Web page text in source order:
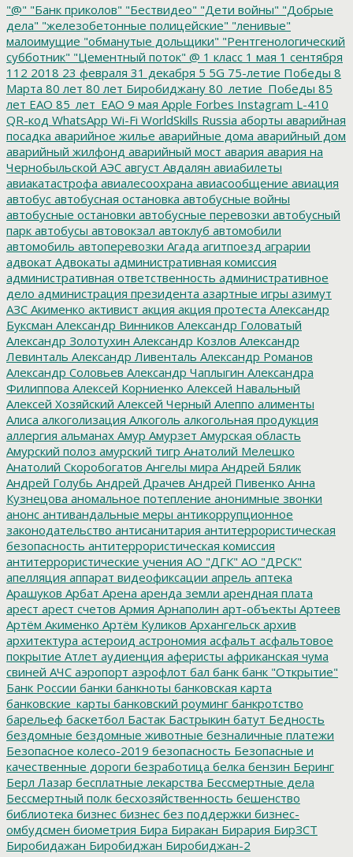
"@" "Банк приколов" "Бествидео" "Дети войны" "Добрые
дела" "железобетонные полицейские" "ленивые"
малоимущие "обманутые дольщики" "Рентгенологический
субботник" "Цементный поток" @ 1 класс 1 мая 1 сентября
112 2018 23 февраля 31 декабря 5 5G 75-летие Победы 8
Марта 80 лет 80 лет Биробиджану 80_летие_Победы 85
лет ЕАО 85_лет_ЕАО 9 мая Apple Forbes Instagram L-410
QR-код WhatsApp Wi-Fi WorldSkills Russia аборты аварийная
посадка аварийное жилье аварийные дома аварийный дом
аварийный жилфонд аварийный мост авария авария на
Чернобыльской АЭС август Авдалян авиабилеты
авиакатастрофа авиалесоохрана авиасообщение авиация
автобус автобусная остановка автобусные войны
автобусные остановки автобусные перевозки автобусный
парк автобусы автовокзал автоклуб автомобили
автомобиль автоперевозки Агада агитпоезд аграрии
адвокат Адвокаты административная комиссия
административная ответственность административное
дело администрация президента азартные игры азимут
АЗС Акименко активист акция акция протеста Александр
Буксман Александр Винников Александр Головатый
Александр Золотухин Александр Козлов Александр
Левинталь Александр Ливенталь Александр Романов
Александр Соловьев Александр Чаплыгин Александра
Филиппова Алексей Корниенко Алексей Навальный
Алексей Хозяйский Алексей Черный Алеппо алименты
Алиса алкоголизация Алкоголь алкогольная продукция
аллергия альманах Амур Амурзет Амурская область
Амурский полоз амурский тигр Анатолий Мелешко
Анатолий Скоробогатов Ангелы мира Андрей Бялик
Андрей Голубь Андрей Драчев Андрей Пивенко Анна
Кузнецова аномальное потепление анонимные звонки
анонс антивандальные меры антикоррупционное
законодательство антисанитария антитеррористическая
безопасность антитеррористическая комиссия
антитеррористические учения АО "ДГК" АО "ДРСК"
апелляция аппарат видеофиксации апрель аптека
Арашуков Арбат Арена аренда земли арендная плата
арест арест счетов Армия Арнаполин арт-объекты Артеев
Артём Акименко Артём Куликов Архангельск архив
архитектура астероид астрономия асфальт асфальтовое
покрытие Атлет аудиенция аферисты африканская чума
свиней АЧС аэропорт аэрофлот бал банк банк "Открытие"
Банк России банки банкноты банковская карта
банковские_карты банковский роуминг банкротство
барельеф баскетбол Бастак Бастрыкин батут Бедность
бездомные бездомные животные безналичные платежи
Безопасное колесо-2019 безопасность Безопасные и
качественные дороги безработица белка бензин Беринг
Берл Лазар бесплатные лекарства Бессмертные дела
Бессмертный полк бесхозяйственность бешенство
библиотека бизнес бизнес без поддержки бизнес-
омбудсмен биометрия Бира Биракан Бирария БирЗСТ
Биробидажан Биробиджан Биробиджан-2